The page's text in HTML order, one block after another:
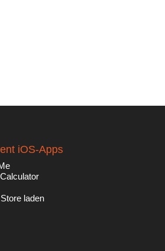
iOS-Apps